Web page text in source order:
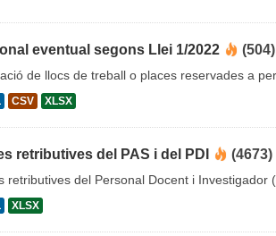
eventual segons Llei 1/2022 (504)
de llocs de treball o places reservades a
CSV XLSX
retributives del PAS i del PDI (4673)
retributives del Personal Docent i Investigador
XLSX